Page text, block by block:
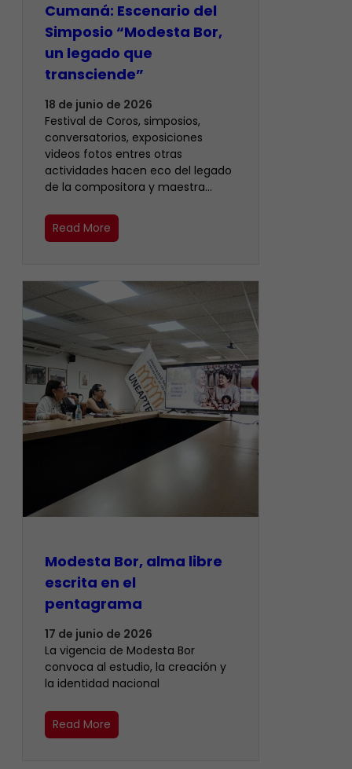
Cumaná: Escenario del
Simposio “Modesta Bor,
un legado que
transciende”
18 de junio de 2026
Festival de Coros, simposios,
conversatorios, exposiciones
videos fotos entres otras
actividades hacen eco del legado
de la compositora y maestra…
Read More
Modesta Bor, alma libre
escrita en el
pentagrama
17 de junio de 2026
La vigencia de Modesta Bor
convoca al estudio, la creación y
la identidad nacional
Read More